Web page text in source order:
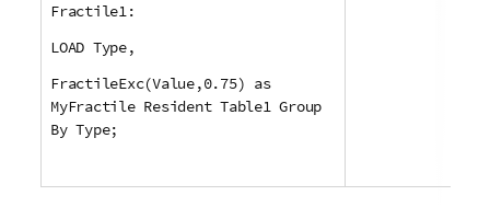
Fractile1:
LOAD Type,
FractileExc(Value,0.75) as
MyFractile Resident Table1 Group
By Type;